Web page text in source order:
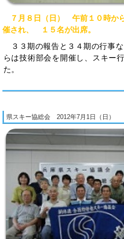
７月８日（日） 午前１０時か
催され、 １５名が出席。
３３期の報告と３４期の行事
らは技術部会を開催し、スキー
た。
県スキー協総会 2012年7月1日（日）